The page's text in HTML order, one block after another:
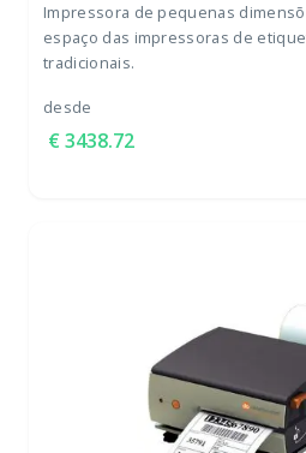
Impressora de pequenas
espaço das impressoras de
tradicionais.
desde
3438.72